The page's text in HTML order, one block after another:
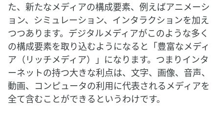
た、新たなメディアの構成要素、例えばアニメーシ
ョン、シミュレーション、インタラクションを加え
つつあります。デジタルメディアがこのような多く
の構成要素を取り込むようになると「豊富なメディ
ア（リッチメディア）」になります。つまりインタ
ーネットの持つ大きな利点は、文字、画像、音声、
動画、コンピュータの利用に代表されるメディアを
全て含むことができるというわけです。